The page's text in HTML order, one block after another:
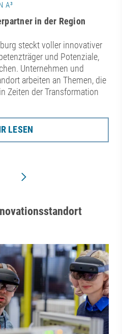
A³
in der Region
steckt voller innovativer
und Potenziale,
Unternehmen und
arbeiten an Themen, die
Zeiten der Transformation
LESEN